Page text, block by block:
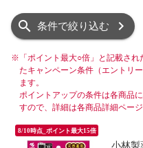
条件で絞り込む
※ 「ポイント最大○倍」と記載さ
たキャンペーン条件（エントリ
ます。
ポイントアップの条件は各商品
すので、詳細は各商品詳細ペー
8/10時点_ポイント最大15倍
小林製